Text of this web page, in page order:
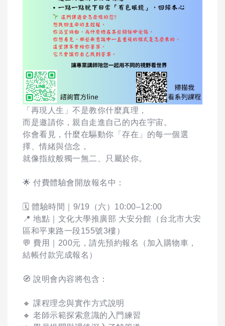
「再現人生」不是教你什麼真理，
而是邀請你，親自走進自己的內在宇宙。
你會看見，什麼在驅動你「存在」的每一個選
擇、情緒與信念，
就像指紋般獨一無二、只屬於你。
🌟 付費體驗會開放報名中：
🗓 體驗時間｜9/19（六）10:00–12:00
📍 地點｜文化大學推廣部 大安分館（台北市大安
區和平東路一段155號3樓）
💬 費用｜200元，請先預約報名（加入購物車，
結帳付款完成報名）
🧭 說明會內容將包含：
🔸 課程理念與實作方式說明
🔸 老師示範探索意識的入門練習